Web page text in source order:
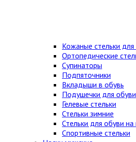
Кожаные стельки для
Ортопедические
Супинаторы
Подпяточники
Вкладыши в обувь
Подушечки для обуви
Гелевые стельки
Стельки зимние
Стельки для обуви
Спортивные стельки